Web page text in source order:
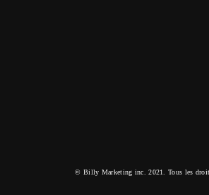
© Billy Marketing inc. 2021. Tous les